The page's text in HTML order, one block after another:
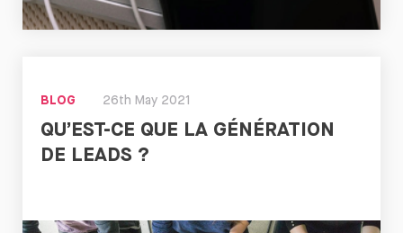
BLOG 26th May 2021
QU’EST-CE QUE LA GÉNÉRATION
DE LEADS ?